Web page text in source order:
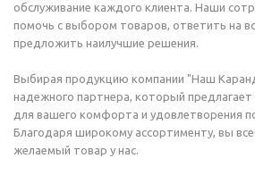
обслуживание каждого клиента. Наши
помочь с выбором товаров, ответить на
предложить наилучшие решения.
Выбирая продукцию компании "Наш
надежного партнера, который
для вашего комфорта и удовлетворения
Благодаря широкому ассортименту, вы
желаемый товар у нас.